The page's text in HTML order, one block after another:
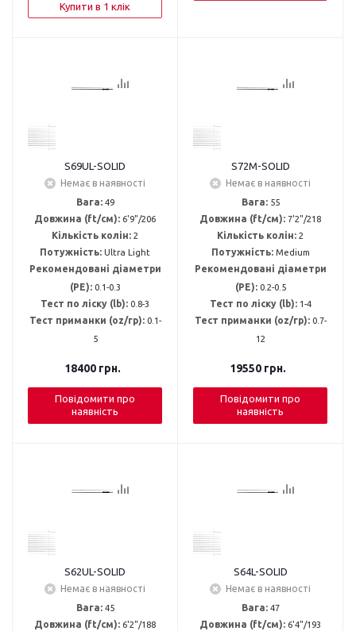
Купити в 1 клік
S69UL-SOLID
Немає в наявності
Вага: 49
Довжина (ft/см): 6'9"/206
Кількість колін: 2
Потужність: Ultra Light
Рекомендовані діаметри
(PE): 0.1-0.3
Тест по ліску (lb): 0.8-3
Тест приманки (oz/гр): 0.1-
5
18400грн.
Повідомити про
наявність
S72M-SOLID
Немає в наявності
Вага: 55
Довжина (ft/см): 7'2"/218
Кількість колін: 2
Потужність: Medium
Рекомендовані діаметри
(PE): 0.2-0.5
Тест по ліску (lb): 1-4
Тест приманки (oz/гр): 0.7-
12
19550грн.
Повідомити про
наявність
S62UL-SOLID
Немає в наявності
Вага: 45
Довжина (ft/см): 6'2"/188
S64L-SOLID
Немає в наявності
Вага: 47
Довжина (ft/см): 6'4"/193